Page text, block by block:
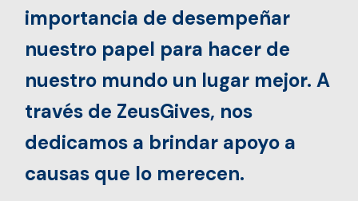
importancia de desempeñar
nuestro papel para hacer de
nuestro mundo un lugar mejor. A
través de ZeusGives, nos
dedicamos a brindar apoyo a
causas que lo merecen.